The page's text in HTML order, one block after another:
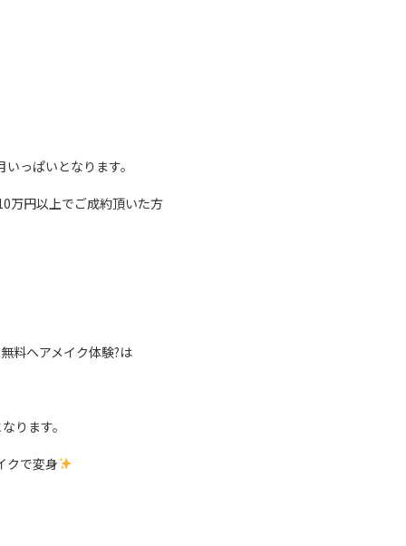
っぱいとなります。
万円以上でご成約頂いた方
料ヘアメイク体験?は
ります。
クで変身